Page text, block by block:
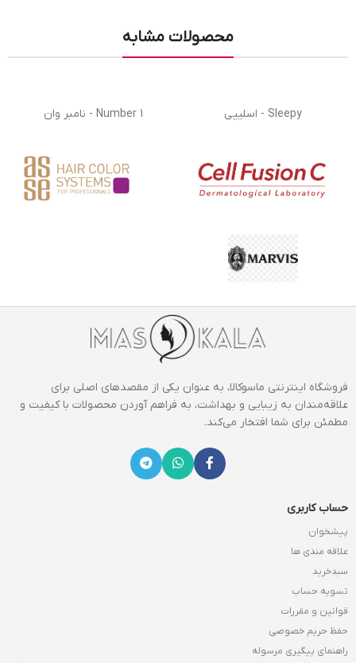
محصولات مشابه
Sleepy - اسلیپی Number 1 - نامبر وان
فروشگاه اینترنتی ماسوکالا، به عنوان یکی از مقصدهای اصلی برای
علاقه‌مندان به زیبایی و بهداشت، به فراهم آوردن محصولات با کیفیت و
مطمئن برای شما افتخار می‌کند.
حساب کاربری
پیشخوان
علاقه مندی ها
سبدخرید
تسویه حساب
قوانین و مقررات
حفظ حریم خصوصی
راهنمای پیگیری مرسوله